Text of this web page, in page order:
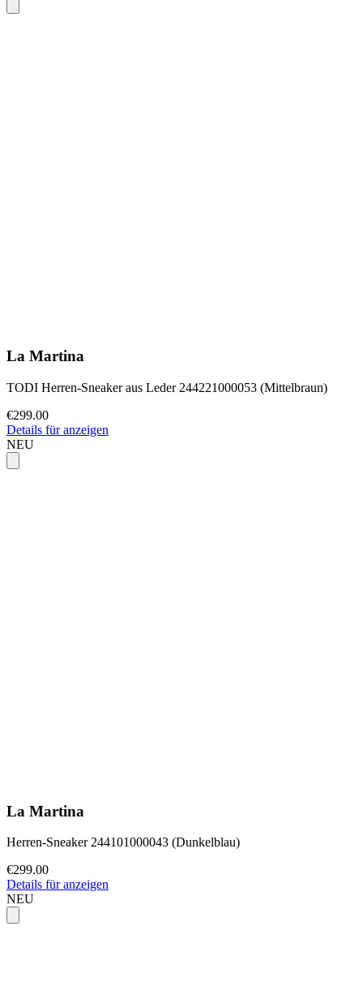
La Martina
TODI Herren-Sneaker aus Leder 244221000053 (Mittelbraun)
€299.00
Details für anzeigen
NEU
La Martina
Herren-Sneaker 244101000043 (Dunkelblau)
€299.00
Details für anzeigen
NEU